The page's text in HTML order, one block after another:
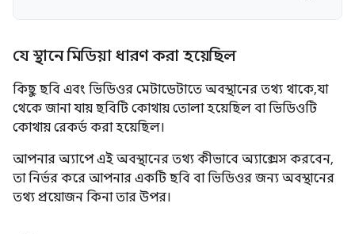
যে স্থানে মিডিয়া ধারণ করা হয়েছিল
কিছু ছবি এবং ভিডিওর মেটাডেটাতে অবস্থানের তথ্য থাকে, যা
থেকে জানা যায় ছবিটি কোথায় তোলা হয়েছিল বা ভিডিওটি
কোথায় রেকর্ড করা হয়েছিল।
আপনার অ্যাপে এই অবস্থানের তথ্য কীভাবে অ্যাক্সেস করবেন,
তা নির্ভর করে আপনার একটি ছবি বা ভিডিওর জন্য অবস্থানের
তথ্য প্রয়োজন কিনা তার উপর।